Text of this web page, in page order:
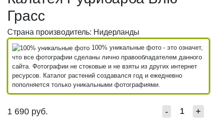
Грасс
Страна производитель: Нидерланды
100% уникальные фото - это означет,
что все фотографии сделаны лично правообладателем данного
сайта. Фотографии не стоковые и не взяты из других интернет
ресурсов. Каталог растений создавался год и ежедневно
пополняется только уникальными фотографиями.
1 690 руб. - +